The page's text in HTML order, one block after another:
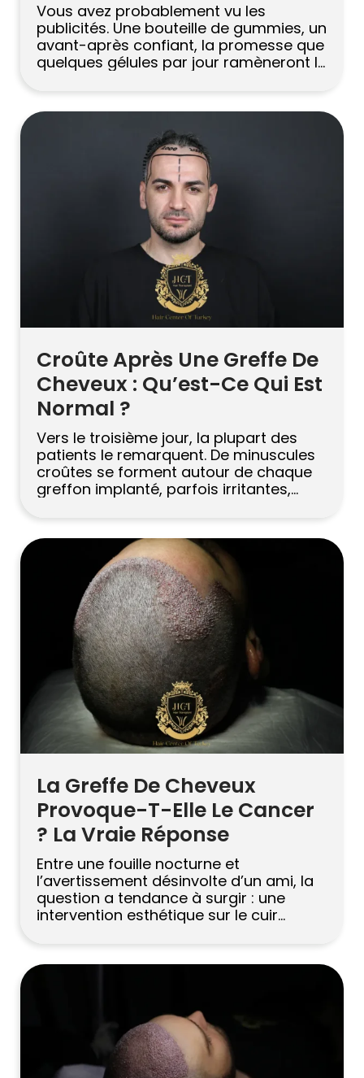
Vous avez probablement vu les
publicités. Une bouteille de gummies, un
avant-après confiant, la promesse que
quelques gélules par jour ramèneront la
facile. Et d’une certaine manière, c’est là
le problème. La perte de cheveux a
rarement une cause unique, donc l’idée
qu’un seul supplément puisse la réparer
discrètement […]
Croûte Après Une Greffe De
Cheveux : Qu’est-Ce Qui Est
Normal ?
Vers le troisième jour, la plupart des
patients le remarquent. De minuscules
croûtes se forment autour de chaque
greffon implanté, parfois irritantes,
semble soudain alarmant. Et le premier
réflexe ? A choisir. Ne le faites pas.
Croûte après une greffe de cheveux est
l’une des choses les plus courantes […]
La Greffe De Cheveux
Provoque-T-Elle Le Cancer
? La Vraie Réponse
Entre une fouille nocturne et
l’avertissement désinvolte d’un ami, la
question a tendance à surgir : une
intervention esthétique sur le cuir
chose de bien plus grave ? C’est une
bonne inquiétude. Restauration des
Golfe et en Amérique […]